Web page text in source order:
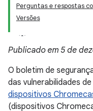
Perguntas e respostas
Versões
Publicado em 5 de
O boletim de
das vulnerabilidades
dispositivos
(dispositivos